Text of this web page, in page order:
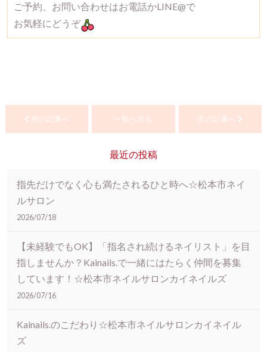
ご予約、お問い合わせはお電話かLINE@で
お気軽にどうぞ
前の記事へ 一覧へ戻る 次の記事へ
最近の投稿
指先だけでなく心も満たされるひと時へ☆松本市ネイ
ルサロン
2026/07/18
【未経験でもOK】「指名され続けるネイリスト」を目
指しませんか？Kainails.で一緒にはたらく仲間を募集
しています！☆松本市ネイルサロンカイネイルズ
2026/07/16
Kainails.のこだわり☆松本市ネイルサロンカイネイル
ズ